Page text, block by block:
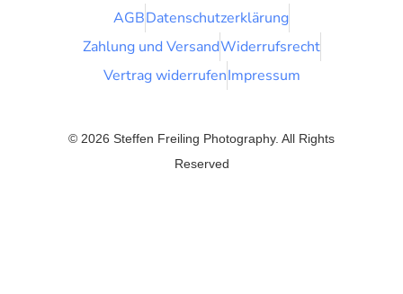
AGBDatenschutzerklärung
Zahlung und VersandWiderrufsrecht
Vertrag widerrufenImpressum
© 2026 Steffen Freiling Photography. All Rights
Reserved